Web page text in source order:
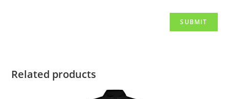
Related products